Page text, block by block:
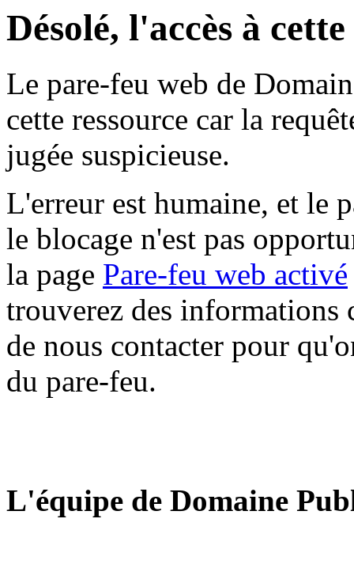
Désolé, l'accès à
Le pare-feu web de
cette ressource car la
jugée suspicieuse.
L'erreur est humaine, et le
le blocage n'est pas
la page Pare-feu web activé
trouverez des informations
de nous contacter pour
du pare-feu.
L'équipe de Domaine